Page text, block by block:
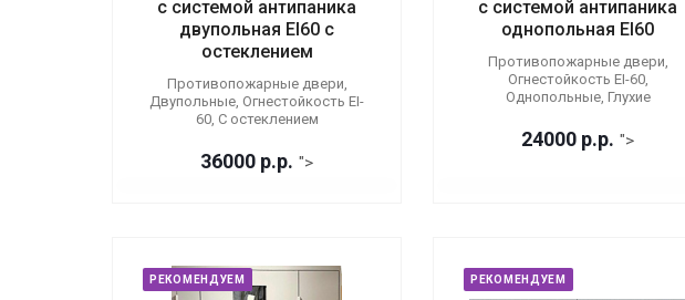
с системой антипаника
двупольная EI60 с
остеклением
Противопожарные двери,
Двупольные, Огнестойкость EI-
60, С остеклением
36000 р.р. ">
с системой антипаника
однопольная EI60
Противопожарные двери,
Огнестойкость EI-60,
Однопольные, Глухие
24000 р.р. ">
РЕКОМЕНДУЕМ РЕКОМЕНДУЕМ